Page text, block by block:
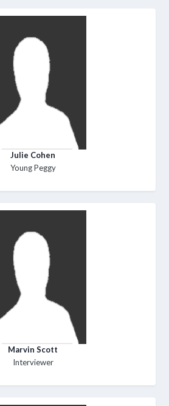
Julie Cohen
Young Peggy
Marvin Scott
Interviewer